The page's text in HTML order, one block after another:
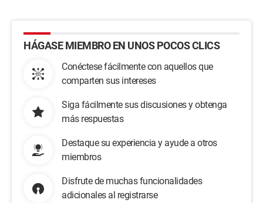
HÁGASE MIEMBRO EN UNOS POCOS CLICS
Conéctese fácilmente con aquellos que
comparten sus intereses
Siga fácilmente sus discusiones y obtenga
más respuestas
Destaque su experiencia y ayude a otros
miembros
Disfrute de muchas funcionalidades
adicionales al registrarse